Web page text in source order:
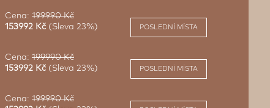
Cena: 199990 Kč
153992 Kč (Sleva 23%) POSLEDNÍ MÍSTA
Cena: 199990 Kč
153992 Kč (Sleva 23%) POSLEDNÍ MÍSTA
Cena: 199990 Kč